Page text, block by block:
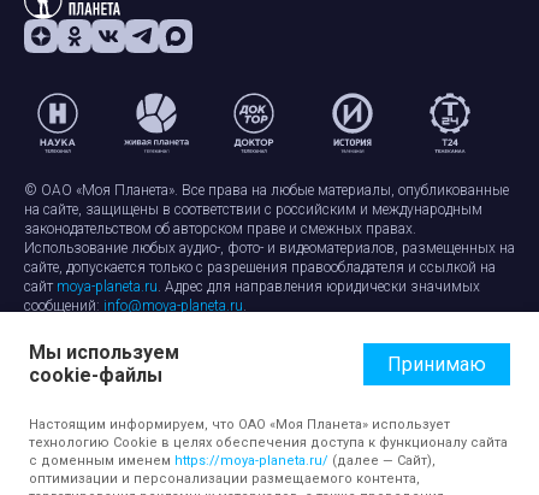
© ОАО «Моя Планета». Все права на любые материалы, опубликованные
на сайте, защищены в соответствии с российским и международным
законодательством об авторском праве и смежных правах.
Использование любых аудио-, фото- и видеоматериалов, размещенных на
сайте, допускается только с разрешения правообладателя и ссылкой на
сайт moya-planeta.ru. Адрес для направления юридически значимых
сообщений: info@moya-planeta.ru.
Правила сайтаРабота с cookie-файлами
Защита персональных данных
Обработка персональных данных
Мы используем
cookie-файлы
Принимаю
Настоящим информируем, что ОАО «Моя Планета» использует
технологию Cookie в целях обеспечения доступа к функционалу сайта
с доменным именем https://moya-planeta.ru/ (далее — Сайт),
оптимизации и персонализации размещаемого контента,